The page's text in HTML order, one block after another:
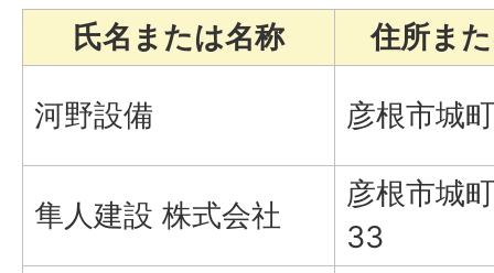
氏名または名称
住所ま
河野設備 彦根市城
隼人建設 株式会社
彦根市城
33